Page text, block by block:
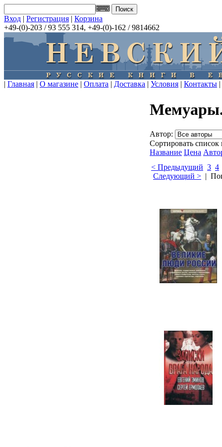
Вход | Регистрация | Корзина
+49-(0)-203 / 93 555 314, +49-(0)-162 / 9814662
| Главная | О магазине | Оплата | Доставка | Условия | Контакты |
Автор:
Сортировать список
Название Цена
< Предыдущий 3 4
Следующий > |